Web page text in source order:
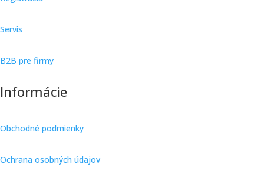
Servis
B2B pre firmy
Informácie
Obchodné podmienky
Ochrana osobných údajov